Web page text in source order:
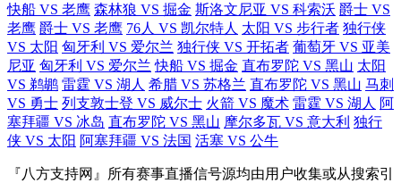
快船 VS 老鹰 森林狼 VS 掘金 斯洛文尼亚 VS 科索沃 爵士 VS
老鹰 爵士 VS 老鹰 76人 VS 凯尔特人 太阳 VS 步行者 独行侠
VS 太阳 匈牙利 VS 爱尔兰 独行侠 VS 开拓者 葡萄牙 VS 亚美
尼亚 匈牙利 VS 爱尔兰 快船 VS 掘金 直布罗陀 VS 黑山 太阳
VS 鹈鹕 雷霆 VS 湖人 希腊 VS 苏格兰 直布罗陀 VS 黑山 马刺
VS 勇士 列支敦士登 VS 威尔士 火箭 VS 魔术 雷霆 VS 湖人 阿
塞拜疆 VS 冰岛 直布罗陀 VS 黑山 摩尔多瓦 VS 意大利 独行
侠 VS 太阳 阿塞拜疆 VS 法国 活塞 VS 公牛
『八方支持网』所有赛事直播信号源均由用户收集或从搜索引